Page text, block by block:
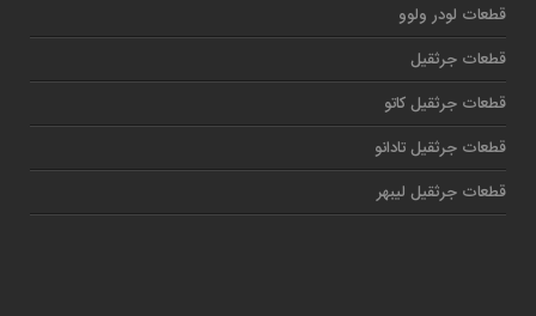
قطعات لودر ولوو
قطعات جرثقیل
قطعات جرثقیل کاتو
قطعات جرثقیل تادانو
قطعات جرثقیل لیبهر